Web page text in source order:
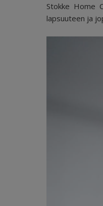
Stokke Home
lapsuuteen ja